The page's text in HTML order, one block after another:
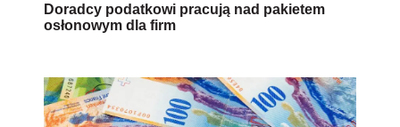
Doradcy podatkowi pracują nad pakietem
osłonowym dla firm